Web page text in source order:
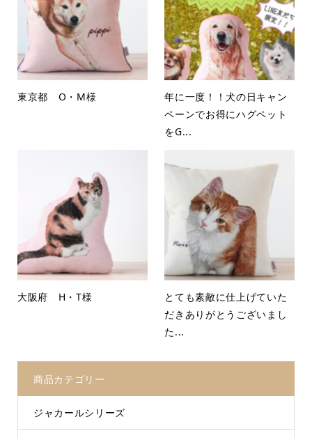
東京都 O・M様
年に一度！！犬の日キャン
ペーンでお得にハグペット
をG...
大阪府 H・T様
とても素敵に仕上げていた
だきありがとうございまし
た...
商品カテゴリー
ジャカールシリーズ